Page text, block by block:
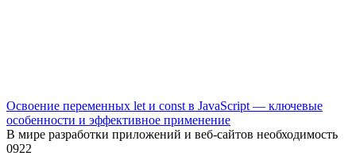
Освоение переменных let и const в JavaScript — ключевые
особенности и эффективное применение
В мире разработки приложений и веб-сайтов необходимость
0922